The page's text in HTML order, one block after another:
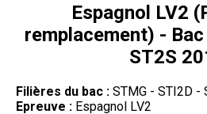
Espagnol LV2
remplacement) -
ST2S
Filières du bac : STMG - STI2D -
Epreuve : Espagnol LV2